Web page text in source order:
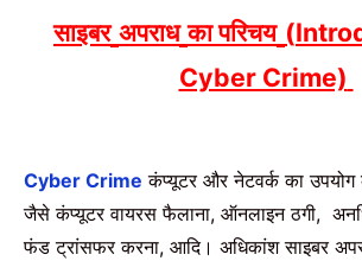
साइबर अपराध कापरिचय (
Cyber Crime)
Cyber Crime कंप्यूटर और नेटवर्क का उपयोग
जैसे कंप्यूटर वायरस फैलाना, ऑनलाइन ठगी,
फंड ट्रांसफर करना, आदि। अधिकांश साइबर